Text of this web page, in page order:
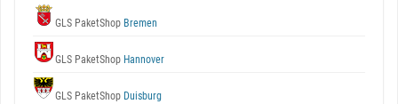
GLS PaketShop Bremen
GLS PaketShop Hannover
GLS PaketShop Duisburg